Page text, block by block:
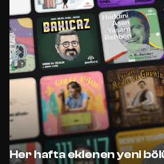
Her hafta eklenen yeni